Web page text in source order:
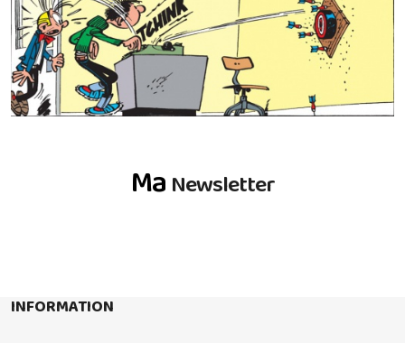
Ma Newsletter
INFORMATION